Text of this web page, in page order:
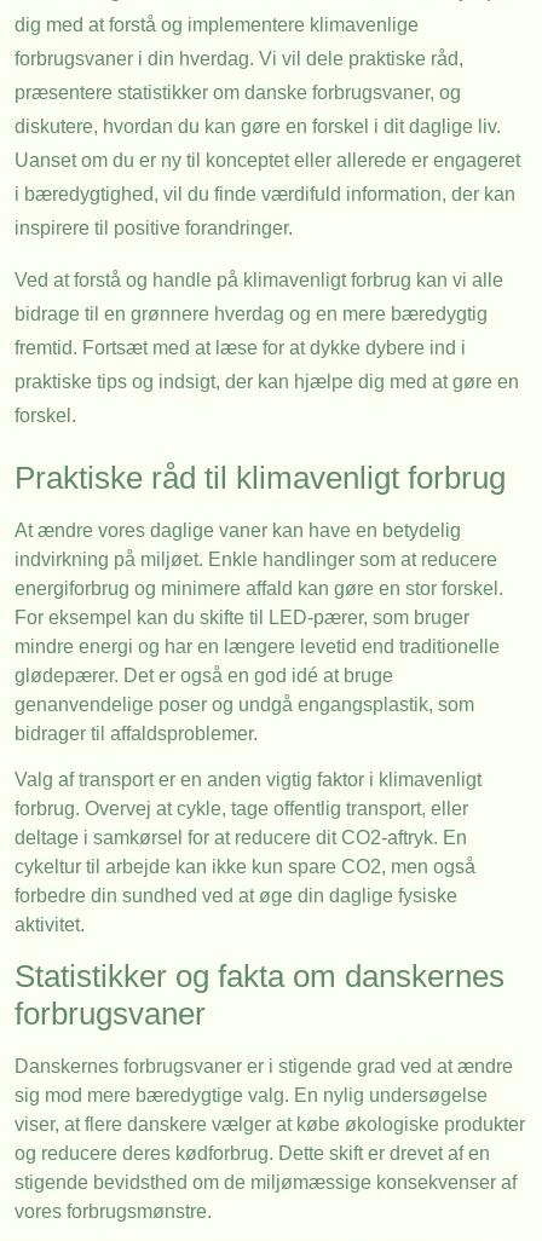
dig med at forstå og implementere klimavenlige
forbrugsvaner i din hverdag. Vi vil dele praktiske råd,
præsentere statistikker om danske forbrugsvaner, og
diskutere, hvordan du kan gøre en forskel i dit daglige liv.
Uanset om du er ny til konceptet eller allerede er engageret
i bæredygtighed, vil du finde værdifuld information, der kan
inspirere til positive forandringer.
Ved at forstå og handle på klimavenligt forbrug kan vi alle
bidrage til en grønnere hverdag og en mere bæredygtig
fremtid. Fortsæt med at læse for at dykke dybere ind i
praktiske tips og indsigt, der kan hjælpe dig med at gøre en
forskel.
Praktiske råd til klimavenligt forbrug
At ændre vores daglige vaner kan have en betydelig
indvirkning på miljøet. Enkle handlinger som at reducere
energiforbrug og minimere affald kan gøre en stor forskel.
For eksempel kan du skifte til LED-pærer, som bruger
mindre energi og har en længere levetid end traditionelle
glødepærer. Det er også en god idé at bruge
genanvendelige poser og undgå engangsplastik, som
bidrager til affaldsproblemer.
Valg af transport er en anden vigtig faktor i klimavenligt
forbrug. Overvej at cykle, tage offentlig transport, eller
deltage i samkørsel for at reducere dit CO2-aftryk. En
cykeltur til arbejde kan ikke kun spare CO2, men også
forbedre din sundhed ved at øge din daglige fysiske
aktivitet.
Statistikker og fakta om danskernes
forbrugsvaner
Danskernes forbrugsvaner er i stigende grad ved at ændre
sig mod mere bæredygtige valg. En nylig undersøgelse
viser, at flere danskere vælger at købe økologiske produkter
og reducere deres kødforbrug. Dette skift er drevet af en
stigende bevidsthed om de miljømæssige konsekvenser af
vores forbrugsmønstre.